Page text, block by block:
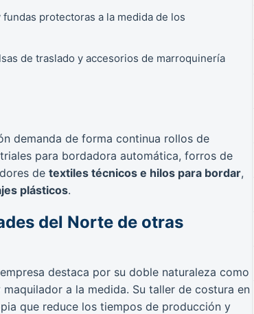
protectoras a la medida de los
de traslado y accesorios de marroquinería
demanda de forma continua rollos de
para bordadora automática, forros de
de textiles técnicos e hilos para bordar,
plásticos.
del Norte de otras
destaca por su doble naturaleza como
a la medida. Su taller de costura en
que reduce los tiempos de producción y